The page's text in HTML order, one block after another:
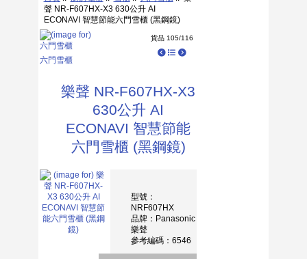
聲 NR-F607HX-X3 630公升 AI
ECONAVI 智慧節能六門雪櫃 (黑鋼鏡)
六門雪櫃
貨品 105/116
樂聲 NR-F607HX-X3
630公升 AI
ECONAVI 智慧節能
六門雪櫃 (黑鋼鏡)
型號：
NRF607HX
品牌：Panasonic
樂聲
參考編碼：6546